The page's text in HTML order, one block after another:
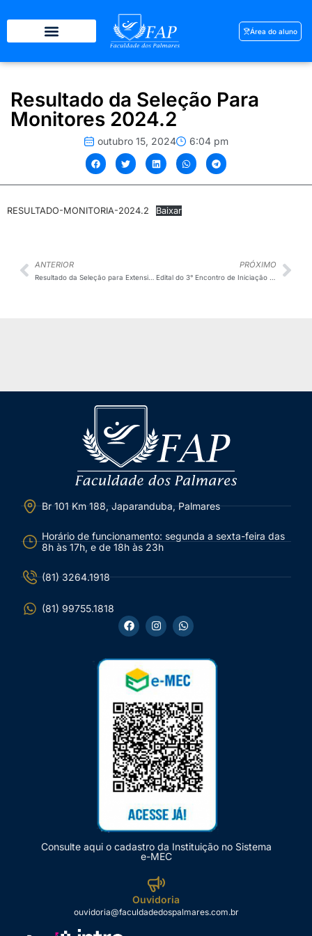
Área do aluno
Resultado da Seleção Para
Monitores 2024.2
outubro 15, 2024 6:04 pm
RESULTADO-MONITORIA-2024.2 Baixar
ANTERIOR PRÓXIMO
Br 101 Km 188, Japaranduba, Palmares
Horário de funcionamento: segunda a sexta-feira das
8h às 17h, e de 18h às 23h
(81) 3264.1918
(81) 99755.1818
Consulte aqui o cadastro da Instituição no Sistema
e-MEC
Ouvidoria
ouvidoria@faculdadedospalmares.com.br